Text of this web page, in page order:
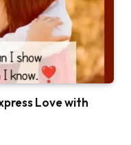
Love with